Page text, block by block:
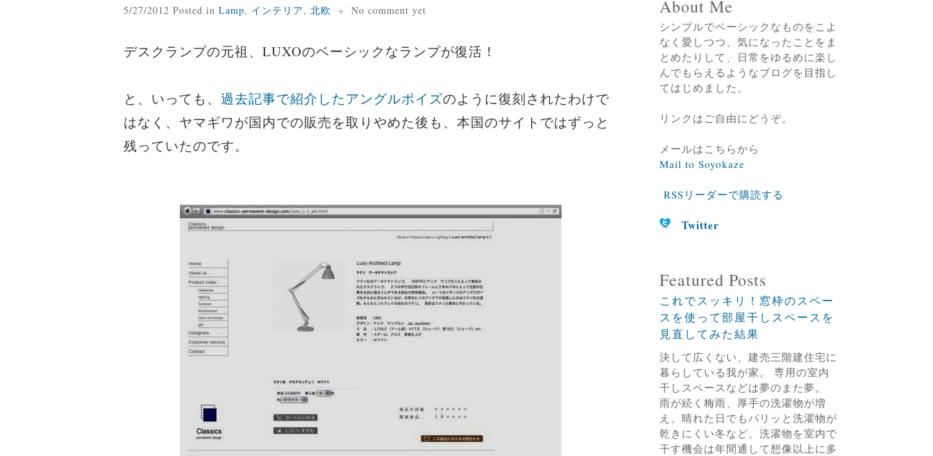
5/27/2012 Posted in Lamp, インテリア, 北欧 + No comment yet
デスクランプの元祖、LUXOのベーシックなランプが復活！
と、いっても、 過去記事で紹介したアングルポイズのように復刻されたわけで
はなく、ヤマギワが国内での販売を取りやめた後も、本国のサイトではずっと
残っていたのです。
About Me
シンプルでベーシックなものをこよ
なく愛しつつ、気になったことをま
とめたりして、日常をゆるめに楽し
んでもらえるようなブログを目指し
てはじめました。
リンクはご自由にどうぞ。
メールはこちらから
Mail to Soyokaze
RSSリーダーで購読する
Twitter
Featured Posts
これでスッキリ！窓枠のスペー
スを使って部屋干しスペースを
見直してみた結果
決して広くない、建売三階建住宅に
暮らしている我が家。 専用の室内
干しスペースなどは夢のまた夢。
雨が続く梅雨、厚手の洗濯物が増
え、晴れた日でもパリッと洗濯物が
乾きにくい冬など、洗濯物を室内で
干す機会は年間通して想像以上に多